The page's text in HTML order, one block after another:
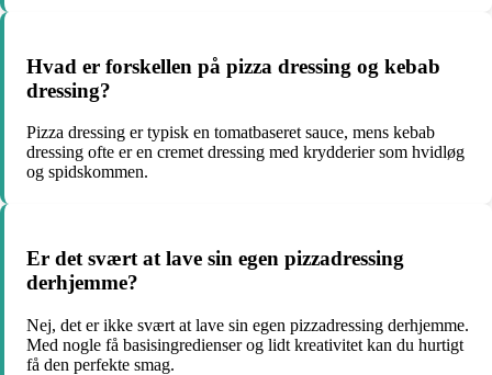
Hvad er forskellen på pizza dressing og kebab
dressing?
Pizza dressing er typisk en tomatbaseret sauce, mens kebab
dressing ofte er en cremet dressing med krydderier som hvidløg
og spidskommen.
Er det svært at lave sin egen pizzadressing
derhjemme?
Nej, det er ikke svært at lave sin egen pizzadressing derhjemme.
Med nogle få basisingredienser og lidt kreativitet kan du hurtigt
få den perfekte smag.